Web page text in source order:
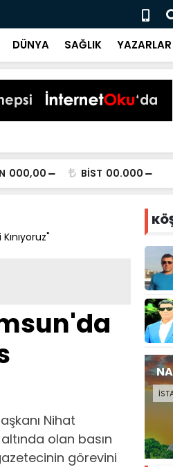
Başkan
DÜNYA SAĞLIK YAZARLAR
000,00 BİST 00.000
Nihat
olan basın
görevini